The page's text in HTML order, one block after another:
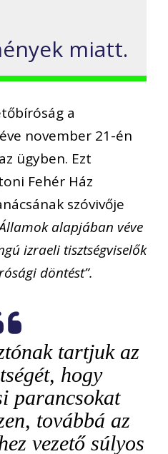
miatt.
a
november 21-én
ügyben. Ezt
Fehér Ház
szóvivője
alapjában véve
izraeli tisztségviselők
döntést”.
tartjuk az
hogy
parancsokat
továbbá az
vezető súlyos